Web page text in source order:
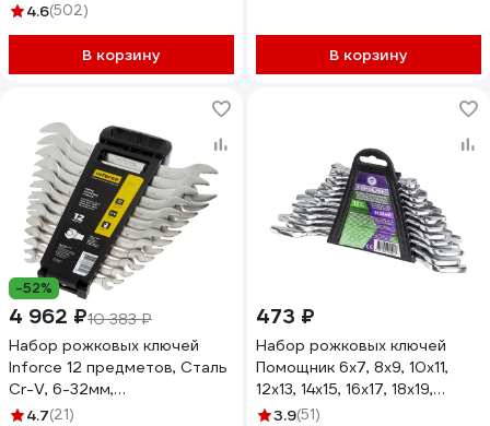
4.6(502)
В корзину В корзину
-52%
4 962 ₽10 383 ₽
Набор рожковых ключей
Inforce 12 предметов, Сталь
Cr-V, 6-32мм,
профессиональный, 06-05-
4.7(21)
473 ₽
Набор рожковых ключей
Помощник 6x7, 8x9, 10x11,
12x13, 14x15, 16x17, 18x19,
20x22, 21x23, 24x27, 25x28,
3.9(51)